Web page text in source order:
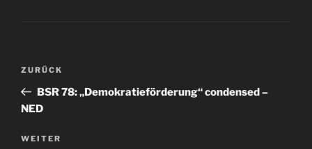
Beitrags-
Vorheriger
Beitrag
ZURÜCK
BSR 78: „Demokratieförderung“ condensed –
NED
Nächster
WEITER